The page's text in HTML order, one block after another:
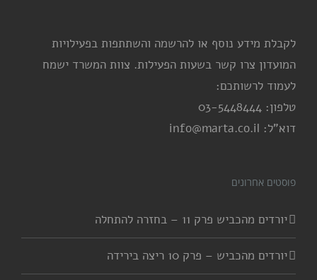
לקבלת מידע נוסף או להרשמה והשתתפות בפעילויות
המועדון צרו קשר בשעות הפעילות. צוות המשרד ישמח
לעמוד לרשותכם:
טלפון: 03-5448444
דוא"ל: info@marta.co.il
פוסטים אחרונים
יורדים מהכביש פרק 11 – בחזרה להתחלה
יורדים מהכביש – פרק 10 ריצה בירידה